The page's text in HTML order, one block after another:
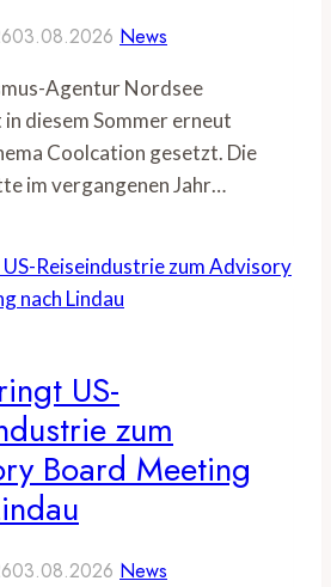
03.08.2026 News
Agentur Nordsee
in diesem Sommer erneut
Coolcation gesetzt. Die
im vergangenen Jahr…
US-
zum
Board Meeting
03.08.2026 News